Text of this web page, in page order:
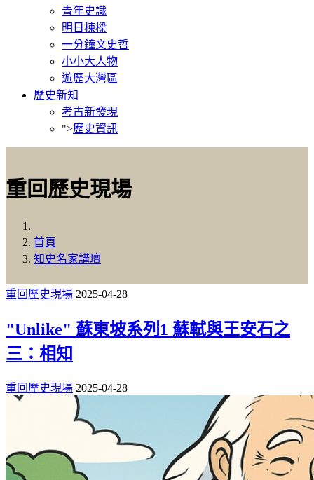
青年史識
明日棟樑
一分鐘文史哲
小小大人物
遊歷大灣區
歷史新知
考古新發現
">歷史資訊
重回歷史現場
首頁
知史名家講壇
重回歷史現場 2025-04-28
"Unlike" 蘇東坡系列1 蘇軾與王安石之
三：相知
重回歷史現場 2025-04-28